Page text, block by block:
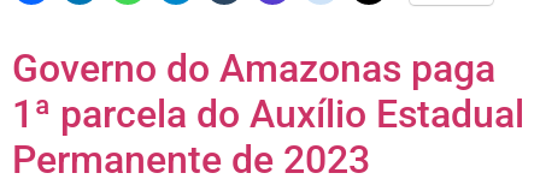
Governo do Amazonas paga
1ª parcela do Auxílio Estadual
Permanente de 2023